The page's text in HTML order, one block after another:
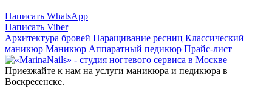
Написать WhatsApp
Написать Viber
Архитектура бровей Наращивание ресниц Классический
маникюр Маникюр Аппаратный педикюр Прайс-лист
Приезжайте к нам на услуги маникюра и педикюра в
Воскресенске.